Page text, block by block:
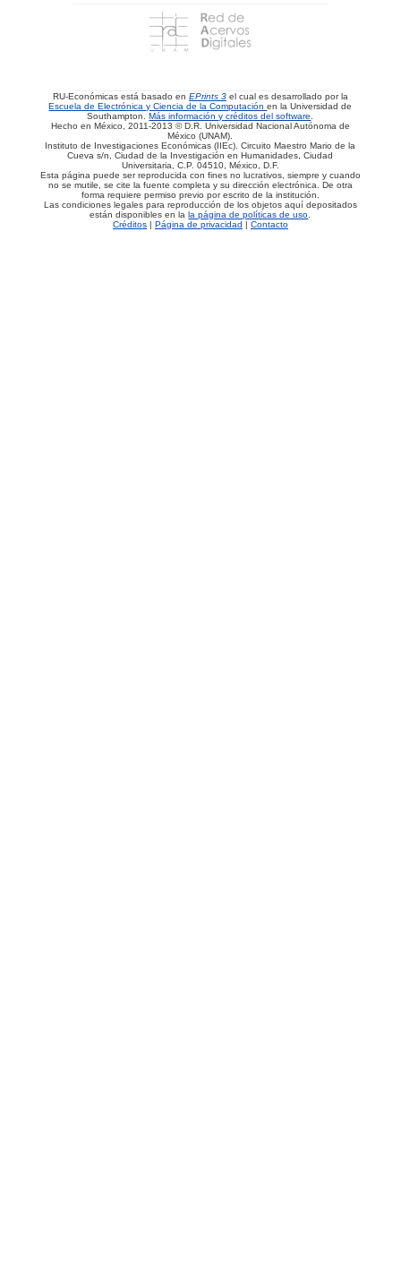
RU-Económicas está basado en EPrints 3 el cual es desarrollado por la
Escuela de Electrónica y Ciencia de la Computaciónen la Universidad de
Southampton.Más información y créditos del software.
Hecho en México, 2011-2013 © D.R. Universidad Nacional Autónoma de
México (UNAM).
Instituto de Investigaciones Económicas (IIEc). Circuito Maestro Mario de la
Cueva s/n, Ciudad de la Investigación en Humanidades, Ciudad
Universitaria, C.P. 04510, México, D.F.
Esta página puede ser reproducida con fines no lucrativos, siempre y cuando
no se mutile, se cite la fuente completa y su dirección electrónica. De otra
forma requiere permiso previo por escrito de la institución.
Las condiciones legales para reproducción de los objetos aquí depositados
están disponibles en lala página de políticas de uso.
Créditos| Página de privacidad | Contacto